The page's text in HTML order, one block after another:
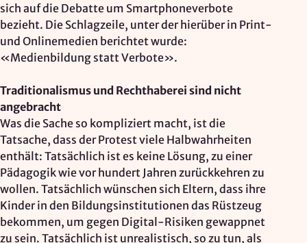
sich auf die Debatte um Smartphoneverbote
bezieht. Die Schlagzeile, unter der hierüber in Print-
und Onlinemedien berichtet wurde:
«Medienbildung statt Verbote».
Traditionalismus und Rechthaberei sind nicht
angebracht
Was die Sache so kompliziert macht, ist die
Tatsache, dass der Protest viele Halbwahrheiten
enthält: Tatsächlich ist es keine Lösung, zu einer
Pädagogik wie vor hundert Jahren zurückkehren zu
wollen. Tatsächlich wünschen sich Eltern, dass ihre
Kinder in den Bildungsinstitutionen das Rüstzeug
bekommen, um gegen Digital-Risiken gewappnet
zu sein. Tatsächlich ist unrealistisch, so zu tun, als